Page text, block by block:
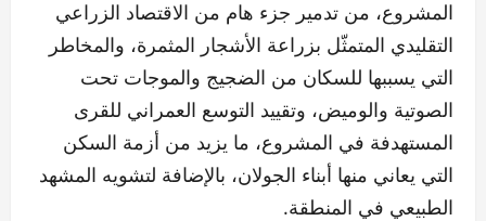
المشروع، من تدمير جزء هام من الاقتصاد الزراعي
التقليدي المتمثّل بزراعة الأشجار المثمرة، والمخاطر
التي يسببها للسكان من الضجيج والموجات تحت
الصوتية والوميض، وتقييد التوسع العمراني للقرى
المستهدفة في المشروع، ما يزيد من أزمة السكن
التي يعاني منها أبناء الجولان، بالإضافة لتشويه المشهد
الطبيعي في المنطقة.